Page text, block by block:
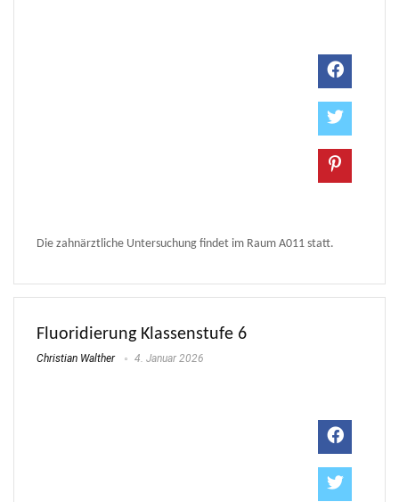
Die zahnärztliche Untersuchung findet im Raum A011 statt.
Fluoridierung Klassenstufe 6
Christian Walther 4. Januar 2026